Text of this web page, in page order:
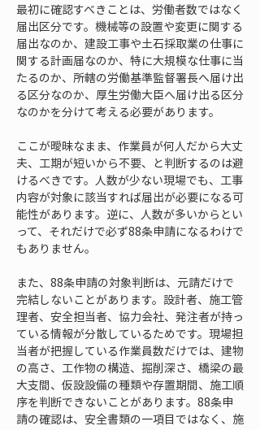
最初に確認すべきことは、労働者数ではなく
届出区分です。機械等の設置や変更に関する
届出なのか、建設工事や土石採取業の仕事に
関する計画届なのか、特に大規模な仕事に当
たるのか、所轄の労働基準監督署長へ届け出
る区分なのか、厚生労働大臣へ届け出る区分
なのかを分けて考える必要があります。
ここが曖昧なまま、作業員が何人だから大丈
夫、工期が短いから不要、と判断するのは避
けるべきです。人数が少ない現場でも、工事
内容が対象に該当すれば届出が必要になる可
能性があります。逆に、人数が多いからとい
って、それだけで必ず88条申請になるわけで
もありません。
また、88条申請の対象判断は、元請だけで
完結しないことがあります。設計者、施工管
理者、安全担当者、協力会社、発注者が持っ
ている情報が分散しているためです。現場担
当者が把握している作業員数だけでは、建物
の高さ、工作物の構造、掘削深さ、橋梁の最
大支間、仮設設備の種類や存置期間、施工順
序を判断できないことがあります。88条申
請の確認は、安全書類の一項目ではなく、施